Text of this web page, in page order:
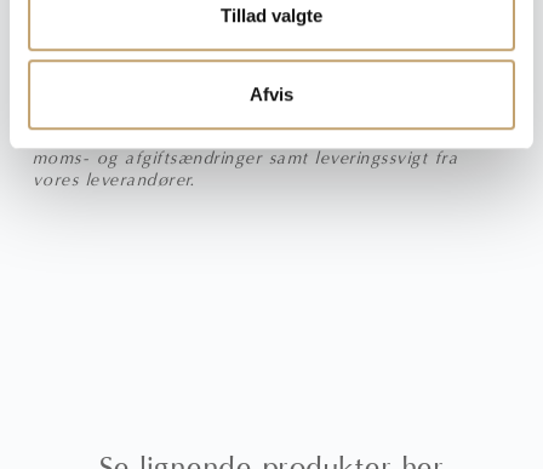
Tillad valgte
Afvis
Vi tager forbehold for trykfejl, prisfejl, udgåede varer,
moms- og afgiftsændringer samt leveringssvigt fra
vores leverandører.